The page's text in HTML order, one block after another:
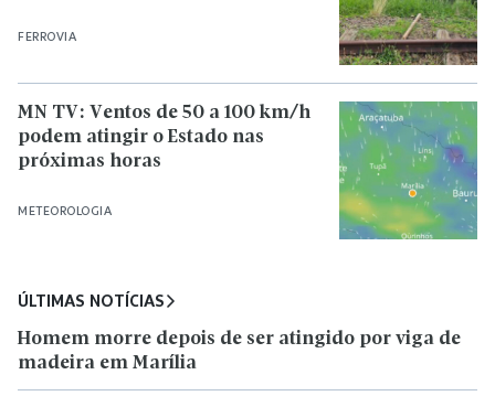
FERROVIA
METEOROLOGIA
MN TV: Ventos de 50 a 100 km/h
podem atingir o Estado nas
próximas horas
ÚLTIMAS NOTÍCIAS
Homem morre depois de ser atingido por viga de
madeira em Marília